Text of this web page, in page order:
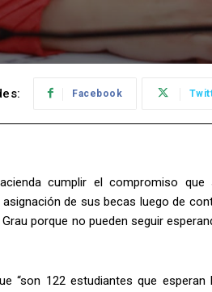
Facebook
cumplir el compromiso
de sus becas luego de
porque no pueden seguir
“son 122 estudiantes que